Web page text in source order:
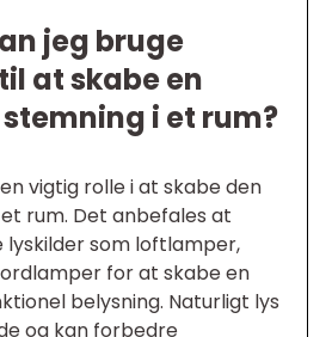
jeg bruge
at skabe en
i et rum?
vigtig rolle i at skabe den
rum. Det anbefales at
lyskilder som loftlamper,
for at skabe en
belysning. Naturligt lys
og kan forbedre